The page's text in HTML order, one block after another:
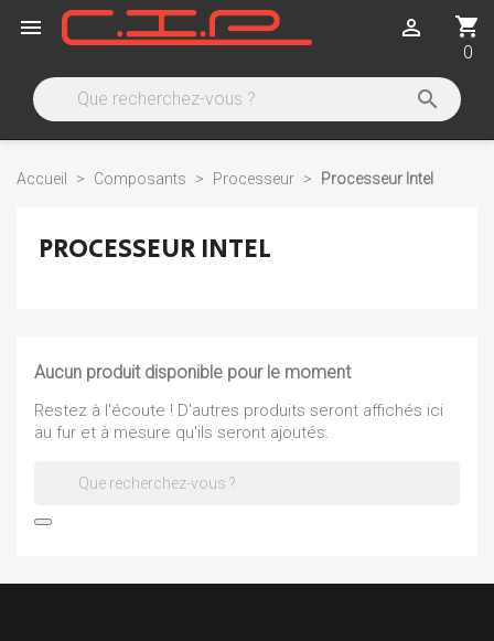
 shopping_cart
0


Accueil Composants Processeur Processeur Intel
PROCESSEUR INTEL
Aucun produit disponible pour le moment
Restez à l'écoute ! D'autres produits seront affichés ici
au fur et à mesure qu'ils seront ajoutés.